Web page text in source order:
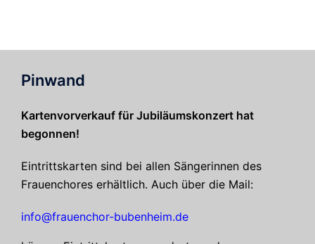
Pinwand
Kartenvorverkauf für Jubiläumskonzert hat
begonnen!
Eintrittskarten sind bei allen Sängerinnen des
Frauenchores erhältlich. Auch über die Mail:
info@frauenchor-bubenheim.de